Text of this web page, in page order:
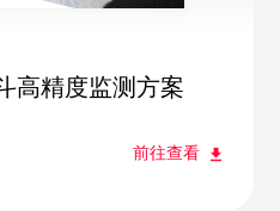
高精度监测方案
前往查看